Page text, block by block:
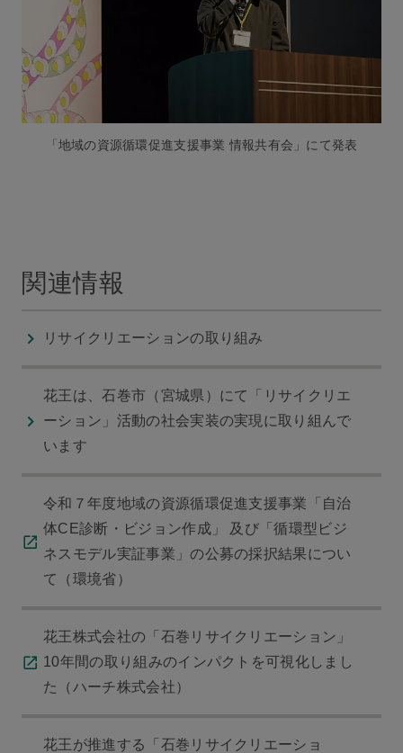
「地域の資源循環促進支援事業 情報共有会」にて発表
関連情報
リサイクリエーションの取り組み
花王は、石巻市（宮城県）にて「リサイクリエ
ーション」活動の社会実装の実現に取り組んで
います
令和７年度地域の資源循環促進支援事業「自治
体CE診断・ビジョン作成」 及び「循環型ビジ
ネスモデル実証事業」の公募の採択結果につい
て（環境省）
花王株式会社の「石巻リサイクリエーション」
10年間の取り組みのインパクトを可視化しまし
た（ハーチ株式会社）
花王が推進する「石巻リサイクリエーショ